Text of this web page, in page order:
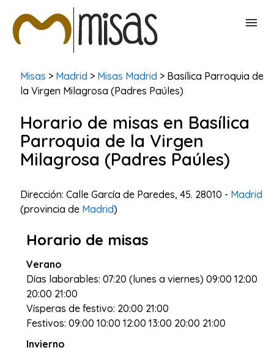
BUSCAR MISAS
Misas > Madrid > Misas Madrid > Basílica Parroquia de
la Virgen Milagrosa (Padres Paúles)
Horario de misas en Basílica
Parroquia de la Virgen
Milagrosa (Padres Paúles)
Dirección: Calle García de Paredes, 45. 28010 - Madrid
(provincia de Madrid)
Horario de misas
Verano
Días laborables: 07:20 (lunes a viernes) 09:00 12:00
20:00 21:00
Vísperas de festivo: 20:00 21:00
Festivos: 09:00 10:00 12:00 13:00 20:00 21:00
Invierno